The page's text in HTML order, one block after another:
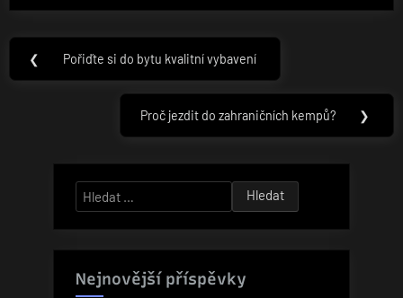
Navigace
pro
❮
Previous
Pořiďte si do bytu kvalitní vybavení
Next
Proč jezdit do zahraničních kempů? ❯
Vyhledávání
Nejnovější příspěvky